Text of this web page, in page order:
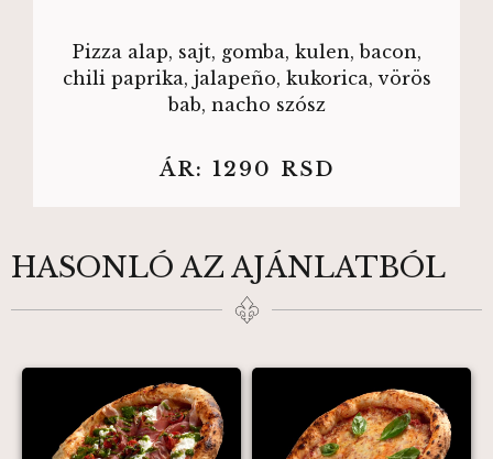
Pizza alap, sajt, gomba, kulen, bacon,
chili paprika, jalapeño, kukorica, vörös
bab, nacho szósz
ÁR: 1290 RSD
HASONLÓ AZ AJÁNLATBÓL